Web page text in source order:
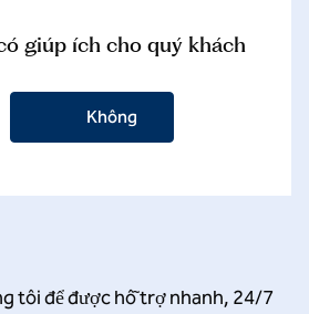
giúp ích cho quý khách
Không
tôi để được hỗ trợ nhanh, 24/7